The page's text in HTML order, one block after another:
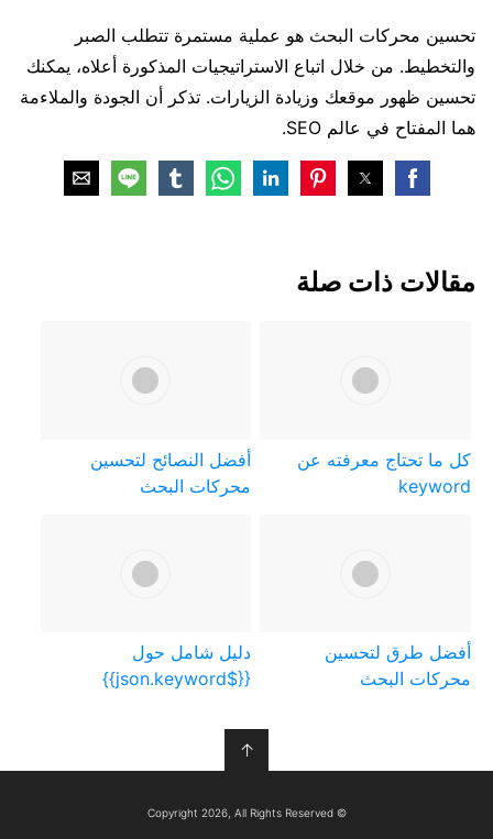
تحسين محركات البحث هو عملية مستمرة تتطلب الصبر
والتخطيط. من خلال اتباع الاستراتيجيات المذكورة أعلاه، يمكنك
تحسين ظهور موقعك وزيادة الزيارات. تذكر أن الجودة والملاءمة
هما المفتاح في عالم SEO.
مقالات ذات صلة
كل ما تحتاج معرفته عن
keyword
أفضل النصائح لتحسين
محركات البحث
أفضل طرق لتحسين
محركات البحث
دليل شامل حول
{{$json.keyword}}
↑
© Copyright 2026, All Rights Reserved